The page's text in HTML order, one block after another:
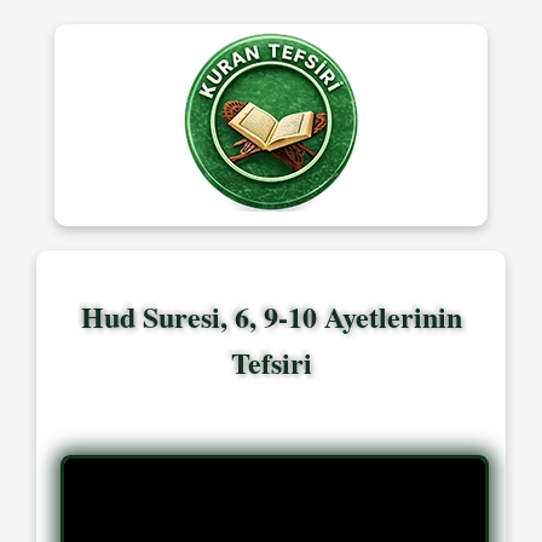
Hud Suresi, 6, 9-10 Ayetlerinin
Tefsiri